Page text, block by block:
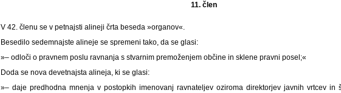
11. člen
V 42. členu se v petnajsti alineji črta beseda »organov«.
Besedilo sedemnajste alineje se spremeni tako, da se glasi:
»– odloči o pravnem poslu ravnanja s stvarnim premoženjem občine in sklene pravni posel;«
Doda se nova devetnajsta alineja, ki se glasi:
»– daje predhodna mnenja v postopkih imenovanj ravnateljev oziroma direktorjev javnih vrtcev in